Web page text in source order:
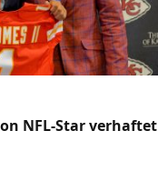
NFL-Star verhaftet